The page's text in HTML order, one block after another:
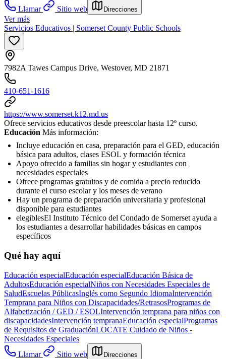
Llamar
Sitio web Direcciones
Ver más
Servicios Educativos | Somerset County Public Schools
7982A Tawes Campus Drive, Westover, MD 21871
410-651-1616
https://www.somerset.k12.md.us
Ofrece servicios educativos desde preescolar hasta 12º curso.
Educación Más información:
Incluye educación en casa, preparación para el GED, educación
básica para adultos, clases ESOL y formación técnica
Apoyo ofrecido a familias sin hogar y estudiantes con
necesidades especiales
Ofrece programas gratuitos y de comida a precio reducido
durante el curso escolar y los meses de verano
Hay un programa de preparación universitaria y profesional
disponible para estudiantes
elegiblesEl Instituto Técnico del Condado de Somerset ayuda a
los estudiantes a desarrollar habilidades básicas en campos
específicos
Qué hay aquí
Educación especialEducación especialEducación Básica de
AdultosEducación especialNiños con Necesidades Especiales de
SaludEscuelas PúblicasInglés como Segundo IdiomaIntervención
Temprana para Niños con Discapacidades/RetrasosProgramas de
Alfabetización / GED / ESOLIntervención temprana para niños con
discapacidadesIntervención tempranaEducación especialProgramas
de Requisitos de GraduaciónLOCATE Cuidado de Niños -
Necesidades Especiales
Llamar
Sitio web Direcciones